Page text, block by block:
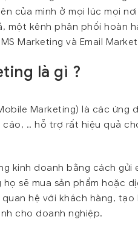
của mình ở mọi lúc mọi
một kênh phân phối hoàn
Marketing và Email
là gì ?
Marketing) là các ứng
.. hỗ trợ rất hiệu quả
kinh doanh bằng cách gửi
sẽ mua sản phẩm hoặc
hệ với khách hàng,
cho doanh nghiệp.